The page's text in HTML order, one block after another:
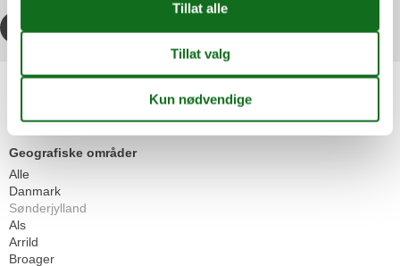
Artikkeltyper
Feriehus
Geografiske områder
Alle
Danmark
Sønderjylland
Als
Arrild
Broager